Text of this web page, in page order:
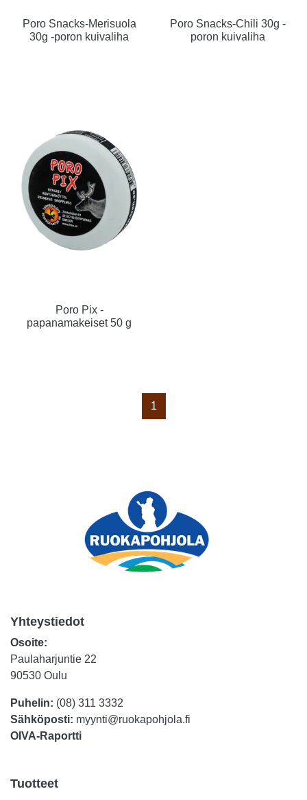
Poro Snacks-Merisuola
30g -poron kuivaliha
Poro Snacks-Chili 30g -
poron kuivaliha
Poro Pix -
papanamakeiset 50 g
1
Yhteystiedot
Osoite:
Paulaharjuntie 22
90530 Oulu
Puhelin: (08) 311 3332
Sähköposti: myynti@ruokapohjola.fi
OIVA-Raportti
Tuotteet